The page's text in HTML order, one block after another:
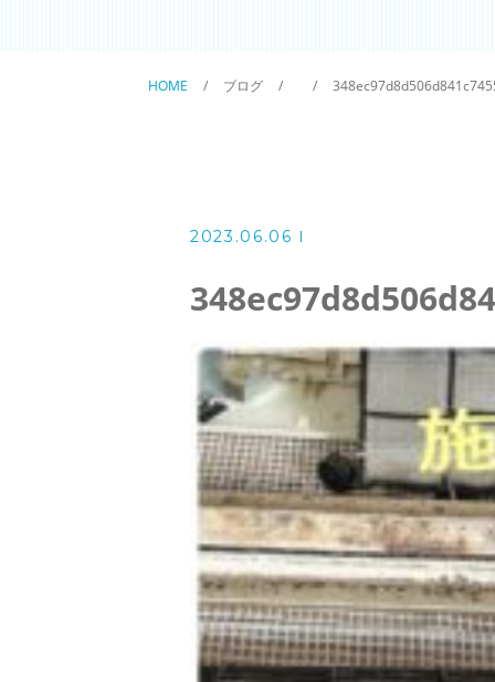
クリニック施設清掃
風呂釜洗浄・追い炊き配管クリ
スタッフ
よくある質問
アクセス
ブログ
ザ・そうじ職人からのお
HOME ブログ
2023.06.06